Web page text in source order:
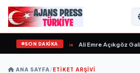
SON DAKİKA
Sevgilim “ yayımlandı • Ali Emre Açıkgöz
ANA SAYFA/ETIKET ARŞIVI